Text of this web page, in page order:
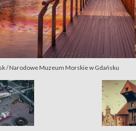
/ Narodowe Muzeum Morskie w Gdańsku